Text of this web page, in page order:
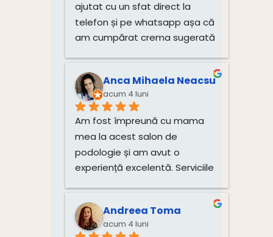
ajutat cu un sfat direct la
telefon și pe whatsapp așa că
am cumpărat crema sugerată
Anca Mihaela Neacsu
acum 4 luni
Am fost împreună cu mama
mea la acest salon de
podologie și am avut o
experiență excelentă. Serviciile
impecabil, cu multă grijă și
profesionalism. Atmosfera
Andreea Toma
acum 4 luni